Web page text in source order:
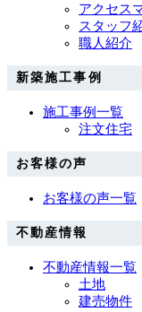
アクセス
スタッフ
職人紹介
新築施工事例
施工事例一覧
注文住宅
お客様の声
お客様の声一覧
不動産情報
不動産情報一覧
土地
建売物件